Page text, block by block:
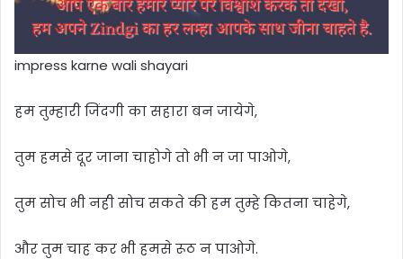
impress karne wali shayari
हम तुम्हारी जिंदगी का सहारा बन जायेगे,
तुम हमसे दूर जाना चाहोगे तो भी न जा पाओगे,
तुम सोच भी नही सोच सकते की हम तुम्हे कितना चाहेगे,
और तुम चाह कर भी हमसे रूठ न पाओगे.